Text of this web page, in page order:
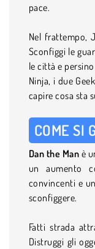
pace.
Nel frattempo,
Sconfiggi le
le città e
Ninja, i due
capire cosa sta
COME SI
Dan the Man è
un aumento
convincenti e
sconfiggere.
Fatti strada
Distruggi gli